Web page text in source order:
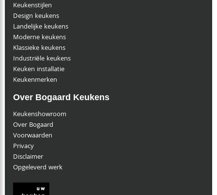
Keukenstijlen
Design keukens
Landelijke keukens
Moderne keukens
Klassieke keukens
Industriële keukens
Keuken installatie
Keukenmerken
Over Bogaard Keukens
Keukenshowroom
Over Bogaard
Voorwaarden
Privacy
Disclaimer
Opgeleverd werk